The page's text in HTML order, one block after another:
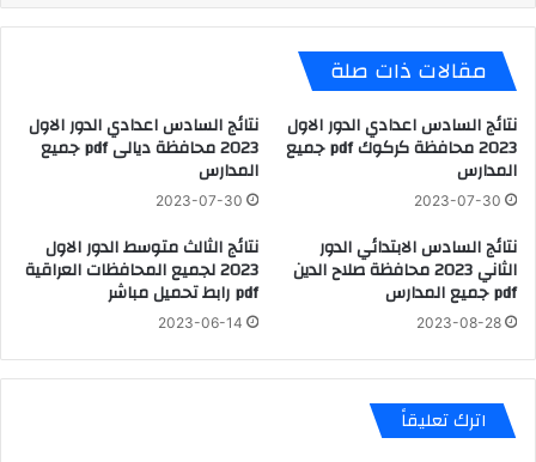
مقالات ذات صلة
نتائج السادس اعدادي الدور الاول
2023 محافظة كركوك pdf جميع
المدارس
2023-07-30
نتائج السادس اعدادي الدور الاول
2023 محافظة ديالى pdf جميع
المدارس
2023-07-30
نتائج السادس الابتدائي الدور
الثاني 2023 محافظة صلاح الدين
pdf جميع المدارس
2023-08-28
نتائج الثالث متوسط الدور الاول
2023 لجميع المحافظات العراقية
pdf رابط تحميل مباشر
2023-06-14
اترك تعليقاً